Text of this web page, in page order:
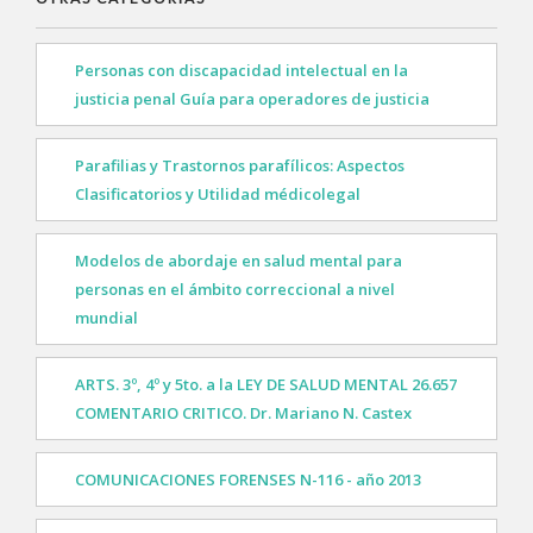
Personas con discapacidad intelectual en la
justicia penal Guía para operadores de justicia
Parafilias y Trastornos parafílicos: Aspectos
Clasificatorios y Utilidad médicolegal
Modelos de abordaje en salud mental para
personas en el ámbito correccional a nivel
mundial
ARTS. 3º, 4º y 5to. a la LEY DE SALUD MENTAL 26.657
COMENTARIO CRITICO. Dr. Mariano N. Castex
COMUNICACIONES FORENSES N-116 - año 2013